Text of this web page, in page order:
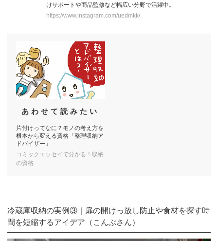
けサポートや商品監修など幅広い分野で活躍中。
https://www.instagram.com/uedmkk/
あわせて読みたい
片付けってなに？モノの考え方を
根本から変える資格「整理収納ア
ドバイザー」
コミックエッセイで分かる！収納
の資格
冷蔵庫収納の実例③｜扉の開けっ放し防止や食材を探す時
間を短縮するアイデア（こんぶさん）